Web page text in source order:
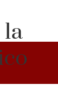
la